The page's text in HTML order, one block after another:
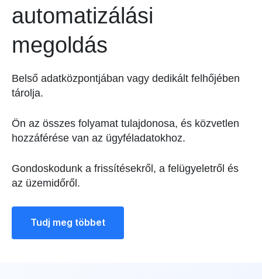
automatizálási
megoldás
Belső adatközpontjában vagy dedikált felhőjében
tárolja.
Ön az összes folyamat tulajdonosa, és közvetlen
hozzáférése van az ügyféladatokhoz.
Gondoskodunk a frissítésekről, a felügyeletről és
az üzemidőről.
Tudj meg többet